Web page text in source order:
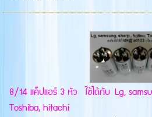
8/14 แค็ปแอร์ 3 หัว ใช้ได้กับ Lg,
Toshiba, hitachi